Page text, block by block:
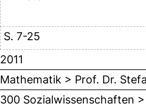
S. 7-25
2011
Mathematik > Prof. Dr.
300 Sozialwissenschaften